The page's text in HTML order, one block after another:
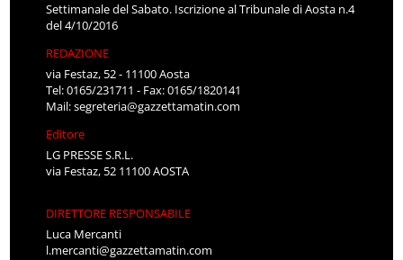
Settimanale del Sabato. Iscrizione al Tribunale di Aosta n.4
del 4/10/2016
REDAZIONE
via Festaz, 52 - 11100 Aosta
Tel: 0165/231711 - Fax: 0165/1820141
Mail:segreteria@gazzettamatin.com
Editore
LG PRESSE S.R.L.
via Festaz, 52 11100 AOSTA
DIRETTORE RESPONSABILE
Luca Mercanti
l.mercanti@gazzettamatin.com